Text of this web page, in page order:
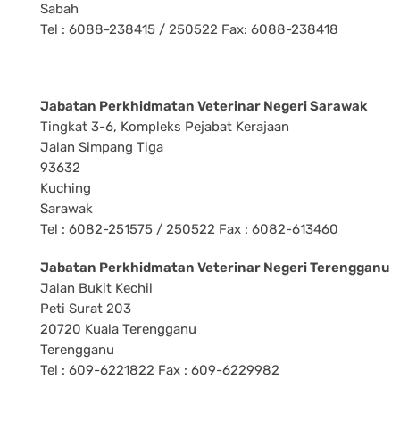
Sabah
Tel : 6088-238415 / 250522 Fax: 6088-238418
Jabatan Perkhidmatan Veterinar Negeri Sarawak
Tingkat 3-6, Kompleks Pejabat Kerajaan
Jalan Simpang Tiga
93632
Kuching
Sarawak
Tel : 6082-251575 / 250522 Fax : 6082-613460
Jabatan Perkhidmatan Veterinar Negeri Terengganu
Jalan Bukit Kechil
Peti Surat 203
20720 Kuala Terengganu
Terengganu
Tel : 609-6221822 Fax : 609-6229982